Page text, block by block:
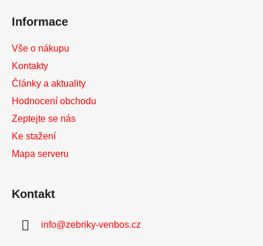
Informace
Vše o nákupu
Kontakty
Články a aktuality
Hodnocení obchodu
Zeptejte se nás
Ke stažení
Mapa serveru
Kontakt
info@zebriky-venbos.cz